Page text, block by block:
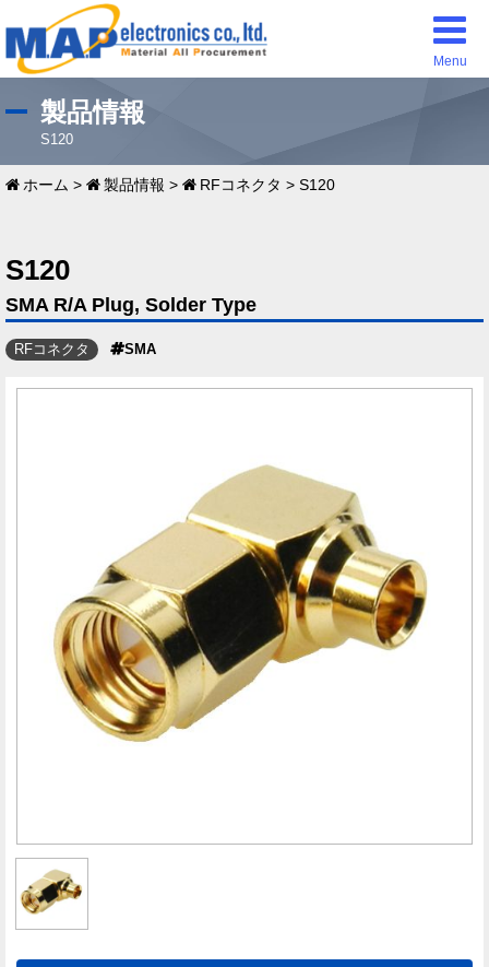
Menu
製品情報
S120
ホーム > 製品情報 > RFコネクタ > S120
S120
SMA R/A Plug, Solder Type
RFコネクタ SMA